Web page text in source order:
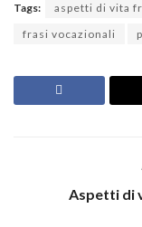
Tags: aspetti di vita
frasi vocazionali
Aspetti di